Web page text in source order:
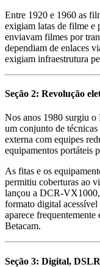
Entre 1920 e 1960 as
exigiam latas de filme e
enviavam filmes por
dependiam de enlaces
exigiam infraestrutura
Seção 2: Revolução
Nos anos 1980 surgiu
um conjunto de
externa com equipes
equipamentos portáteis
As fitas e os
permitiu coberturas ao
lançou a DCR-
formato digital acessível
aparece
Betacam.
Seção 3: Digital,